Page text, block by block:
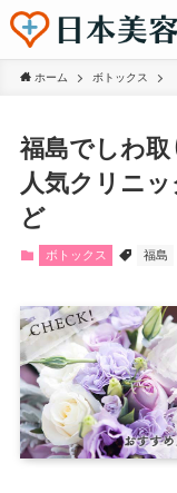
ホーム ボトックス
福島でしわ
人気クリニ
ど
ボトックス 福島